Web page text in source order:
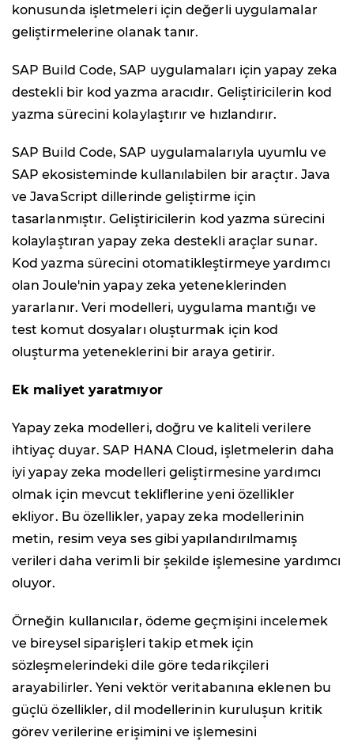
konusunda işletmeleri için değerli uygulamalar
geliştirmelerine olanak tanır.
SAP Build Code, SAP uygulamaları için yapay zeka
destekli bir kod yazma aracıdır. Geliştiricilerin kod
yazma sürecini kolaylaştırır ve hızlandırır.
SAP Build Code, SAP uygulamalarıyla uyumlu ve
SAP ekosisteminde kullanılabilen bir araçtır. Java
ve JavaScript dillerinde geliştirme için
tasarlanmıştır. Geliştiricilerin kod yazma sürecini
kolaylaştıran yapay zeka destekli araçlar sunar.
Kod yazma sürecini otomatikleştirmeye yardımcı
olan Joule'nin yapay zeka yeteneklerinden
yararlanır. Veri modelleri, uygulama mantığı ve
test komut dosyaları oluşturmak için kod
oluşturma yeteneklerini bir araya getirir.
Ek maliyet yaratmıyor
Yapay zeka modelleri, doğru ve kaliteli verilere
ihtiyaç duyar. SAP HANA Cloud, işletmelerin daha
iyi yapay zeka modelleri geliştirmesine yardımcı
olmak için mevcut tekliflerine yeni özellikler
ekliyor. Bu özellikler, yapay zeka modellerinin
metin, resim veya ses gibi yapılandırılmamış
verileri daha verimli bir şekilde işlemesine yardımcı
oluyor.
Örneğin kullanıcılar, ödeme geçmişini incelemek
ve bireysel siparişleri takip etmek için
sözleşmelerindeki dile göre tedarikçileri
arayabilirler. Yeni vektör veritabanına eklenen bu
güçlü özellikler, dil modellerinin kuruluşun kritik
görev verilerine erişimini ve işlemesini